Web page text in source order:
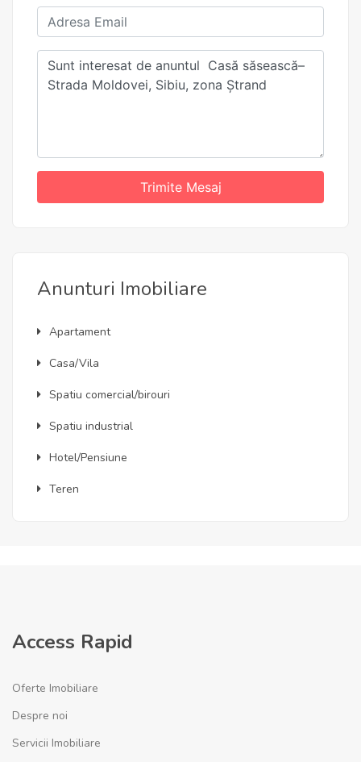
Trimite Mesaj
Anunturi Imobiliare
Apartament
Casa/Vila
Spatiu comercial/birouri
Spatiu industrial
Hotel/Pensiune
Teren
Access Rapid
Oferte Imobiliare
Despre noi
Servicii Imobiliare